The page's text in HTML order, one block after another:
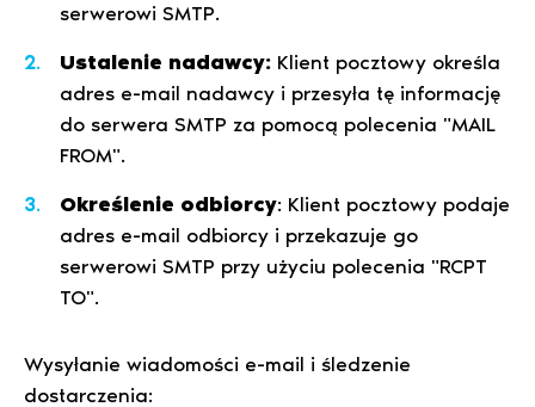
serwerowi SMTP.
Ustalenie nadawcy: Klient pocztowy określa
adres e-mail nadawcy i przesyła tę informację
do serwera SMTP za pomocą polecenia "MAIL
FROM".
Określenie odbiorcy: Klient pocztowy podaje
adres e-mail odbiorcy i przekazuje go
serwerowi SMTP przy użyciu polecenia "RCPT
TO".
Wysyłanie wiadomości e-mail i śledzenie
dostarczenia: